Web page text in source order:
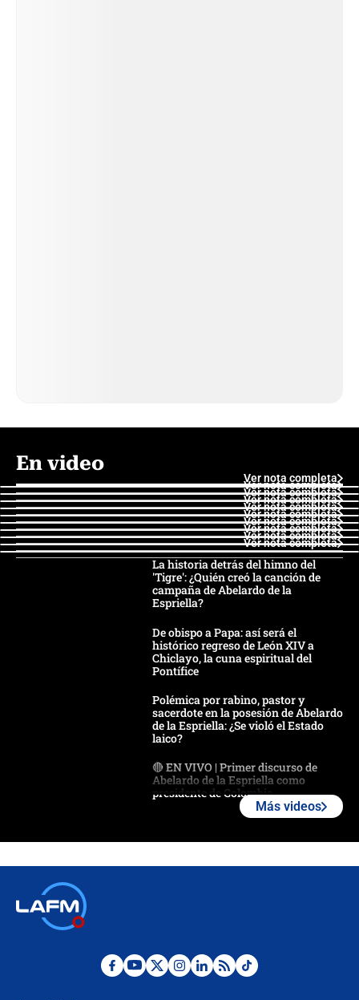
En video
Ver nota completa
Ver nota completa
Ver nota completa
Ver nota completa
Ver nota completa
Ver nota completa
Ver nota completa
Ver nota completa
Ver nota completa
Ver nota completa
La historia detrás del himno del
'Tigre': ¿Quién creó la canción de
campaña de Abelardo de la
Espriella?
De obispo a Papa: así será el
histórico regreso de León XIV a
Chiclayo, la cuna espiritual del
Pontífice
Polémica por rabino, pastor y
sacerdote en la posesión de Abelardo
de la Espriella: ¿Se violó el Estado
laico?
🔴 EN VIVO | Primer discurso de
Abelardo de la Espriella como
presidente de Colombia
Desde dermatitis hasta infecciones:
Más videos